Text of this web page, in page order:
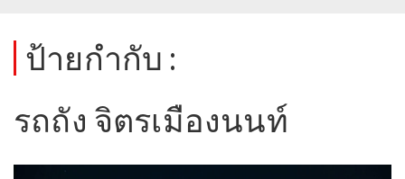
ป้ายกำกับ :
รถถัง จิตรเมืองนนท์